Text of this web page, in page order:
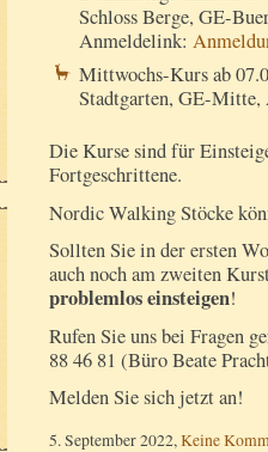
Schloss Berge, GE-
Anmeldelink:
Mittwochs-Kurs ab
Stadtgarten, GE-
Die Kurse sind für
Fortgeschrittene.
Nordic Walking Stöcke
Sollten Sie in der ersten
auch noch am zweiten
problemlos einsteigen!
Rufen Sie uns bei Fragen
88 46 81 (Büro Beate
Melden Sie sich jetzt an!
5. September 2022,Keine